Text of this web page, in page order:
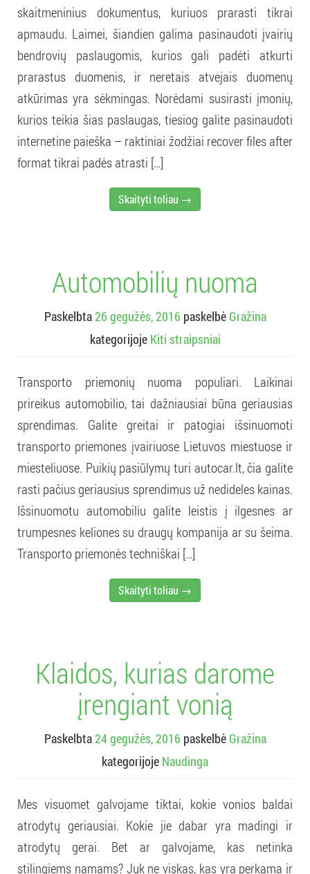
skaitmeninius dokumentus, kuriuos prarasti tikrai
apmaudu. Laimei, šiandien galima pasinaudoti įvairių
bendrovių paslaugomis, kurios gali padėti atkurti
prarastus duomenis, ir neretais atvejais duomenų
atkūrimas yra sėkmingas. Norėdami susirasti įmonių,
kurios teikia šias paslaugas, tiesiog galite pasinaudoti
internetine paieška – raktiniai žodžiai recover files after
format tikrai padės atrasti […]
Skaityti toliau →
Automobilių nuoma
Paskelbta26 gegužės, 2016 paskelbė Gražina
kategorijoje Kiti straipsniai
Transporto priemonių nuoma populiari. Laikinai
prireikus automobilio, tai dažniausiai būna geriausias
sprendimas. Galite greitai ir patogiai išsinuomoti
transporto priemones įvairiuose Lietuvos miestuose ir
miesteliuose. Puikių pasiūlymų turi autocar.lt, čia galite
rasti pačius geriausius sprendimus už nedideles kainas.
Išsinuomotu automobiliu galite leistis į ilgesnes ar
trumpesnes keliones su draugų kompanija ar su šeima.
Transporto priemonės techniškai […]
Skaityti toliau →
Klaidos, kurias darome
įrengiant vonią
Paskelbta24 gegužės, 2016 paskelbė Gražina
kategorijoje Naudinga
Mes visuomet galvojame tiktai, kokie vonios baldai
atrodytų geriausiai. Kokie jie dabar yra madingi ir
atrodytų gerai. Bet ar galvojame, kas netinka
stilingiems namams? Juk ne viskas, kas yra perkama ir